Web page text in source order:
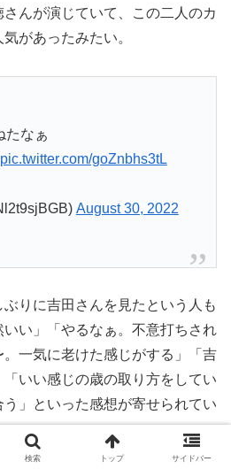
んが演じていて、この二人のカ
があったみたい。
たなぁ
pic.twitter.com/goZnbhs3tL
August 30, 2022
ぶりに吉田さんを見たという人も
い」「やるなぁ。不意打ちされ
一気に老けた感じがする」「吉
いい感じの歳の取り方をしてい
」といった感想が寄せられてい
検索 トップ サイドバー